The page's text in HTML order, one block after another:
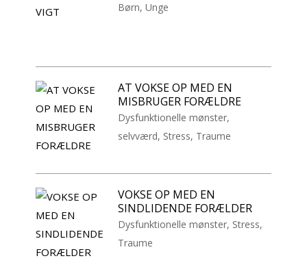
Børn,Unge
AT VOKSE OP MED EN
MISBRUGER FORÆLDRE
Dysfunktionelle mønster,
selvværd, Stress, Traume
VOKSE OP MED EN
SINDLIDENDE FORÆLDER
Dysfunktionelle mønster, Stress,
Traume